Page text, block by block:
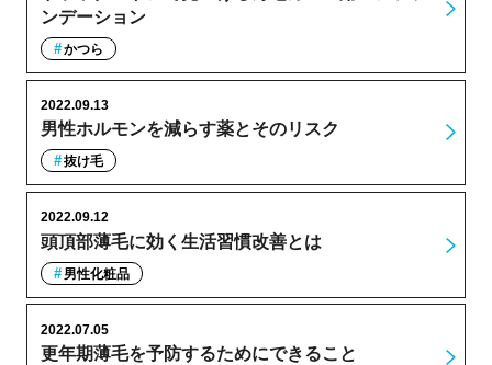
ンデーション
かつら
男性ホルモンを減らす薬とそのリスク
2022.09.13
抜け毛
頭頂部薄毛に効く生活習慣改善とは
2022.09.12
男性化粧品
更年期薄毛を予防するためにできること
2022.07.05